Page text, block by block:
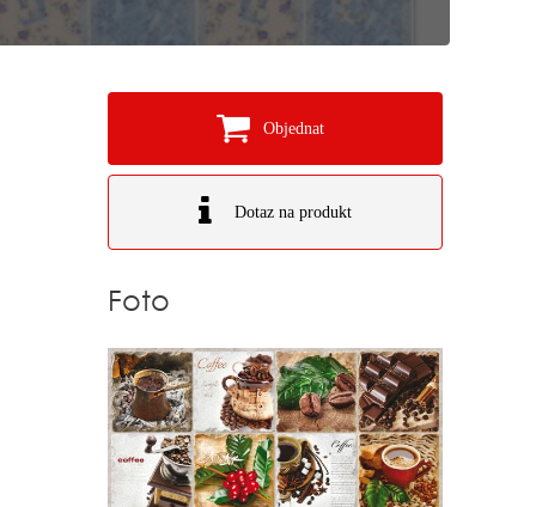
Objednat
Dotaz na produkt
Foto